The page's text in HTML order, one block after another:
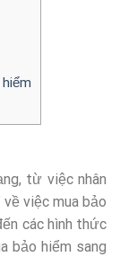
từ việc nhân
về việc mua bảo
các hình thức
bảo hiểm sang